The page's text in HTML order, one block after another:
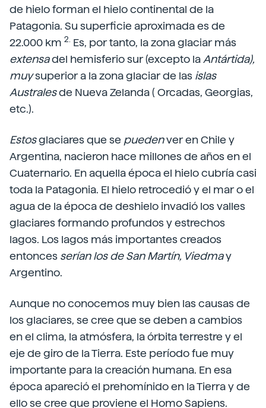
de hielo forman el hielo continental de la
Patagonia. Su superficie aproximada es de
22.000 km 2. Es, por tanto, la zona glaciar más
extensadel hemisferio sur (excepto la Antártida),
muysuperior a la zona glaciar de las islas
Australesde Nueva Zelanda ( Orcadas, Georgias,
etc.).
Estosglaciares que se puedenver en Chile y
Argentina, nacieron hace millones de años en el
Cuaternario. En aquella época el hielo cubría casi
toda la Patagonia. El hielo retrocedió y el mar o el
agua de la época de deshielo invadió los valles
glaciares formando profundos y estrechos
lagos. Los lagos más importantes creados
entonces serían los de SanMartín, Viedmay
Argentino.
Aunque no conocemos muy bien las causas de
los glaciares, se cree que se deben a cambios
en el clima, la atmósfera, la órbita terrestre y el
eje de giro de la Tierra. Este período fue muy
importante para la creación humana. En esa
época apareció el prehomínido en la Tierra y de
ello se cree que proviene el Homo Sapiens.